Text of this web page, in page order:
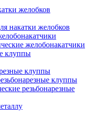
желобков
накатки желобков
желобонакатчики
клуппы
клуппы
клуппы
резьбонарезные